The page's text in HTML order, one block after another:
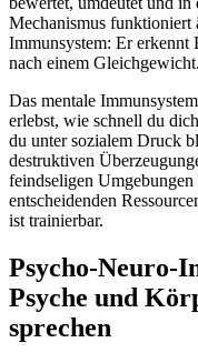
Mechanismus
Immunsystem: Er erkennt
nach einem Gleichgewicht.
Das mentale
erlebst, wie schnell du
du unter sozialem Druck
destruktiven
feindseligen
entscheidenden
ist trainierbar.
Psycho-Neuro-
Psyche und
sprechen